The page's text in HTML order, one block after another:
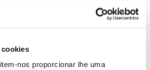
nos proporcionar lhe uma
mais úteis. Siga o perfil para acompanhar
do Fórum NOS.